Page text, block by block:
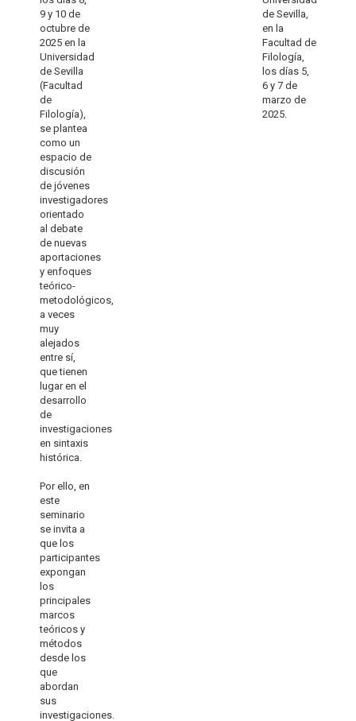
9 y 10 de
octubre de
2025 en la
Universidad
de Sevilla
(Facultad
de
Filología),
se plantea
como un
espacio de
discusión
de jóvenes
investigadores
orientado
al debate
de nuevas
aportaciones
y enfoques
teórico-
metodológicos,
a veces
muy
alejados
entre sí,
que tienen
lugar en el
desarrollo
de
investigaciones
en sintaxis
histórica.
Por ello, en
este
seminario
se invita a
que los
participantes
expongan
los
principales
marcos
teóricos y
métodos
desde los
que
abordan
sus
investigaciones.
de Sevilla,
en la
Facultad de
Filología,
los días 5,
6 y 7 de
marzo de
2025.